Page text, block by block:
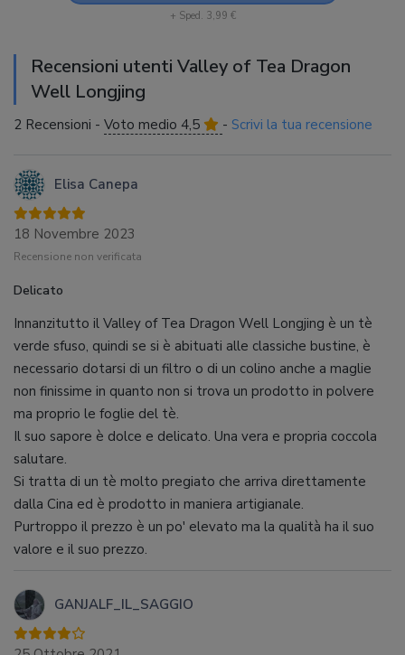
+ Sped. 3,99 €
Recensioni utenti Valley of Tea Dragon
Well Longjing
2 Recensioni - Voto medio 4,5 - Scrivi la tua recensione
Elisa Canepa
18 Novembre 2023
Recensione non verificata
Delicato
Innanzitutto il Valley of Tea Dragon Well Longjing è un tè
verde sfuso, quindi se si è abituati alle classiche bustine, è
necessario dotarsi di un filtro o di un colino anche a maglie
non finissime in quanto non si trova un prodotto in polvere
ma proprio le foglie del tè.
Il suo sapore è dolce e delicato. Una vera e propria coccola
salutare.
Si tratta di un tè molto pregiato che arriva direttamente
dalla Cina ed è prodotto in maniera artigianale.
Purtroppo il prezzo è un po' elevato ma la qualità ha il suo
valore e il suo prezzo.
GANJALF_IL_SAGGIO